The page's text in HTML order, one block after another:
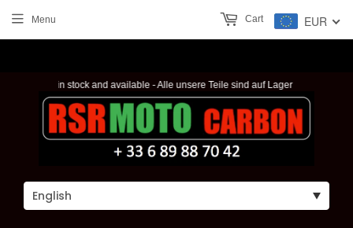
parts are in stock and available - Alle unsere Teile sind auf Lager und verfügbar
Menu EUR
Cart